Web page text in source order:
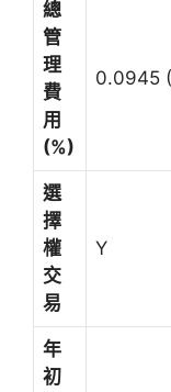
總
管
理
費
用
(%)
0.0945
選
擇
權
交
易
Y
年
初